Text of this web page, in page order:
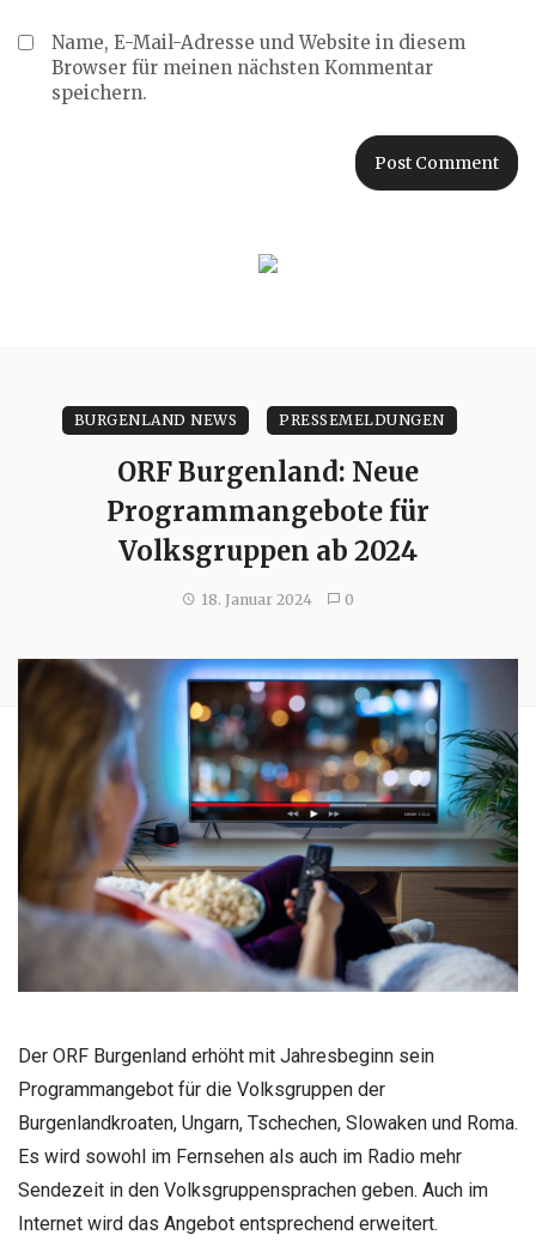
Name, E-Mail-Adresse und Website in diesem
Browser für meinen nächsten Kommentar
speichern.
BURGENLAND NEWS PRESSEMELDUNGEN
ORF Burgenland: Neue
Programmangebote für
Volksgruppen ab 2024
18. Januar 2024 0
Der ORF Burgenland erhöht mit Jahresbeginn sein
Programmangebot für die Volksgruppen der
Burgenlandkroaten, Ungarn, Tschechen, Slowaken und Roma.
Es wird sowohl im Fernsehen als auch im Radio mehr
Sendezeit in den Volksgruppensprachen geben. Auch im
Internet wird das Angebot entsprechend erweitert.